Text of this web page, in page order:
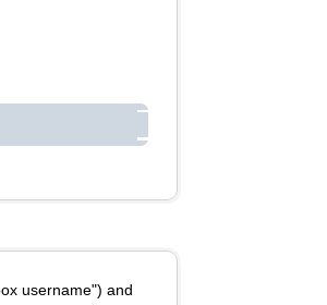
username") and